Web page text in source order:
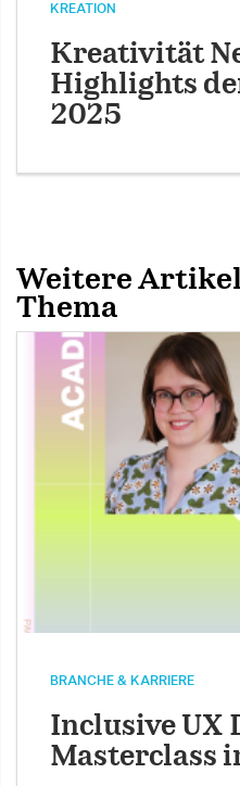
KREATION
Kreativität
Highlights
2025
Weitere Artikel
Thema
BRANCHE & KARRIERE
Inclusive UX
Masterclass